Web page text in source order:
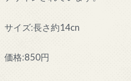
サイズ:長さ約14cn
価格:850円